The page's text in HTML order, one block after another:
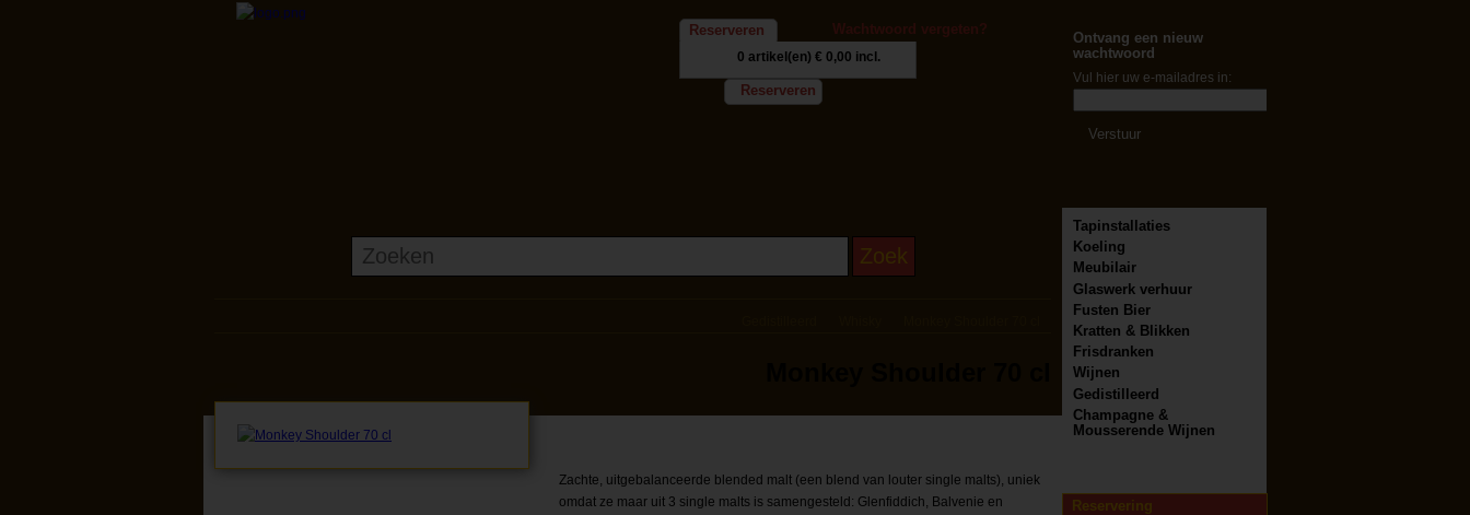
Ontvang een nieuw
wachtwoord
Vul hier uw e-mailadres in:
Reserveren Wachtwoord vergeten?
0 artikel(en) € 0,00 incl.
Reserveren
Zachte, uitgebalanceerde blended malt (een blend van louter single malts), uniek
omdat ze maar uit 3 single malts is samengesteld: Glenfiddich, Balvenie en
Tapinstallaties
Koeling
Meubilair
Glaswerk verhuur
Fusten Bier
Kratten & Blikken
Frisdranken
Wijnen
Gedistilleerd
Champagne &
Mousserende Wijnen
Reservering